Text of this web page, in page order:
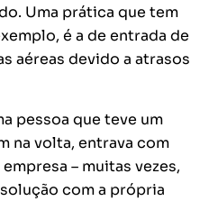
Uma prática que tem
é a de entrada de
aéreas devido a atrasos
pessoa que teve um
na volta, entrava com
– muitas vezes,
com a própria